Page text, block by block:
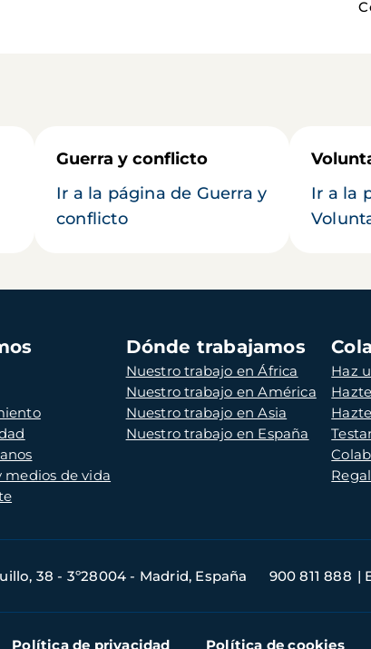
Guerra y conflicto
Ir a la página de Guerra y
conflicto
Ir a la
de vida
Dónde trabajamos
Nuestro trabajo en África
Nuestro trabajo en América
Nuestro trabajo en Asia
Nuestro trabajo en España
Haz
38 - 3º28004 - Madrid, España 900 811 888
Política de privacidad Política de cookies